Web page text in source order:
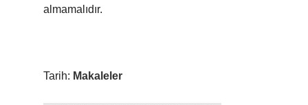
almamalıdır.
Tarih: Makaleler